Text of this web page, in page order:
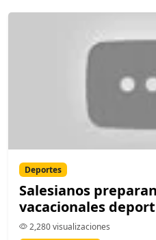
Deportes
Salesianos
vacacionales
2,280 visualizaciones